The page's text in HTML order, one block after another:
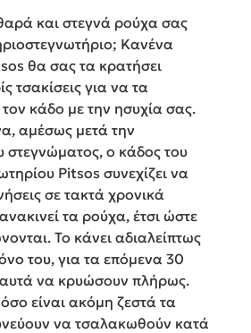
και στεγνά ρούχα σας
Κανένα
θα σας τα κρατήσει
τσακίσεις για να τα
κάδο με την ησυχία σας.
αμέσως μετά την
ο κάδος του
Pitsos συνεχίζει να
σε τακτά χρονικά
τα ρούχα, έτσι ώστε
Το κάνει αδιαλείπτως
του, για τα επόμενα 30
αυτά να κρυώσουν πλήρως.
είναι ακόμη ζεστά τα
να τσαλακωθούν κατά